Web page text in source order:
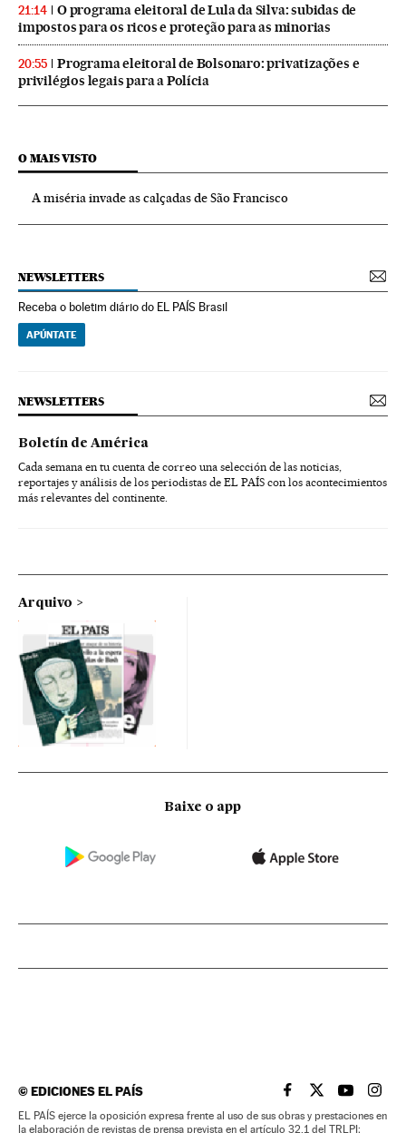
21:14
O programa eleitoral de Lula da Silva: subidas de
impostos para os ricos e proteção para as minorias
20:55
Programa eleitoral de Bolsonaro: privatizações e
privilégios legais para a Polícia
O MAIS VISTO
A miséria invade as calçadas de São Francisco
NEWSLETTERS
Receba o boletim diário do EL PAÍS Brasil
APÚNTATE
NEWSLETTERS
Boletín de América
Cada semana en tu cuenta de correo una selección de las noticias,
reportajes y análisis de los periodistas de EL PAÍS con los acontecimientos
más relevantes del continente.
Arquivo
Baixe o app
©EDICIONES EL PAÍS EL PAÍS BRASIL EN
EL PAÍSEL PAÍS
EL
EL PAÍS ejerce la oposición expresa frente al uso de sus obras y prestaciones en
la elaboración de revistas de prensa prevista en el artículo 32.1 del TRLPI;